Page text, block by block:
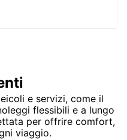
e servizi, come il
flessibili e a lungo
per offrire comfort,
viaggio.